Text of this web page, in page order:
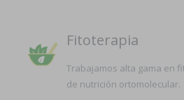
Fitoterapia
Trabajamos alta gama en
de nutrición ortomolecular.